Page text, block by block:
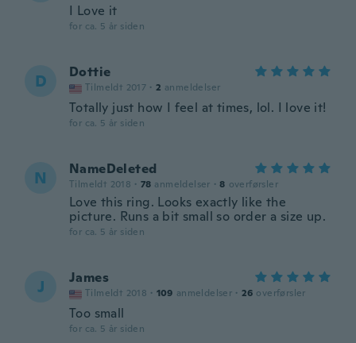
I Love it
for ca. 5 år siden
D Dottie
Tilmeldt 2017 · 2 anmeldelser
Totally just how I feel at times, lol. I love it!
for ca. 5 år siden
N NameDeleted
Tilmeldt 2018 · 78 anmeldelser · 8 overførsler
Love this ring. Looks exactly like the
picture. Runs a bit small so order a size up.
for ca. 5 år siden
J James
Tilmeldt 2018 · 109 anmeldelser · 26 overførsler
Too small
for ca. 5 år siden